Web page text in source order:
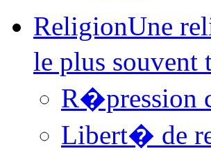
ReligionUne
le plus
R�pression
Libert� de